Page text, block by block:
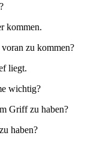
kommen.
zu kommen?
liegt.
wichtig?
Griff zu haben?
haben?